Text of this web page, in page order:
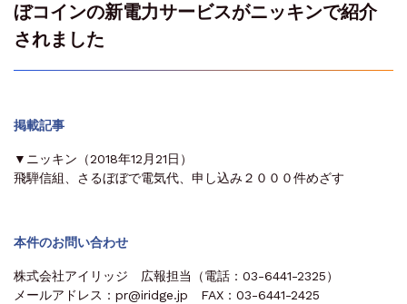
ぼコインの新電力サービスがニッキンで紹介
されました
掲載記事
▼ニッキン（2018年12月21日）
飛騨信組、さるぼぼで電気代、申し込み２０００件めざす
本件のお問い合わせ
株式会社アイリッジ 広報担当（電話：03-6441-2325）
メールアドレス：pr@iridge.jp FAX：03-6441-2425